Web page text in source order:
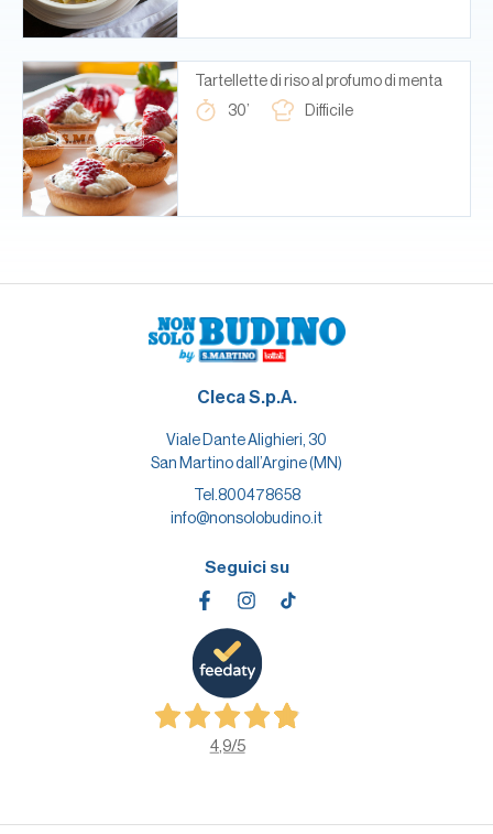
Tartellette di riso al profumo di menta
30’
Difficile
Cleca S.p.A.
Viale Dante Alighieri, 30
San Martino dall’Argine (MN)
Tel. 800478658
info@nonsolobudino.it
Seguici su
4,9/5